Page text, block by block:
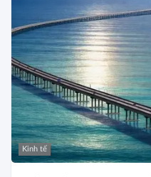
Kinh tế